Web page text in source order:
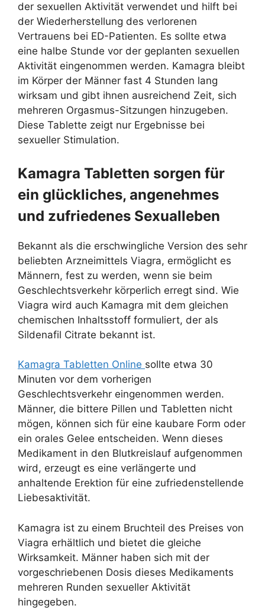
der sexuellen Aktivität verwendet und hilft bei
der Wiederherstellung des verlorenen
Vertrauens bei ED-Patienten. Es sollte etwa
eine halbe Stunde vor der geplanten sexuellen
Aktivität eingenommen werden. Kamagra bleibt
im Körper der Männer fast 4 Stunden lang
wirksam und gibt ihnen ausreichend Zeit, sich
mehreren Orgasmus-Sitzungen hinzugeben.
Diese Tablette zeigt nur Ergebnisse bei
sexueller Stimulation.
Kamagra Tabletten sorgen für
ein glückliches, angenehmes
und zufriedenes Sexualleben
Bekannt als die erschwingliche Version des sehr
beliebten Arzneimittels Viagra, ermöglicht es
Männern, fest zu werden, wenn sie beim
Geschlechtsverkehr körperlich erregt sind. Wie
Viagra wird auch Kamagra mit dem gleichen
chemischen Inhaltsstoff formuliert, der als
Sildenafil Citrate bekannt ist.
Kamagra Tabletten Online sollte etwa 30
Minuten vor dem vorherigen
Geschlechtsverkehr eingenommen werden.
Männer, die bittere Pillen und Tabletten nicht
mögen, können sich für eine kaubare Form oder
ein orales Gelee entscheiden. Wenn dieses
Medikament in den Blutkreislauf aufgenommen
wird, erzeugt es eine verlängerte und
anhaltende Erektion für eine zufriedenstellende
Liebesaktivität.
Kamagra ist zu einem Bruchteil des Preises von
Viagra erhältlich und bietet die gleiche
Wirksamkeit. Männer haben sich mit der
vorgeschriebenen Dosis dieses Medikaments
mehreren Runden sexueller Aktivität
hingegeben.